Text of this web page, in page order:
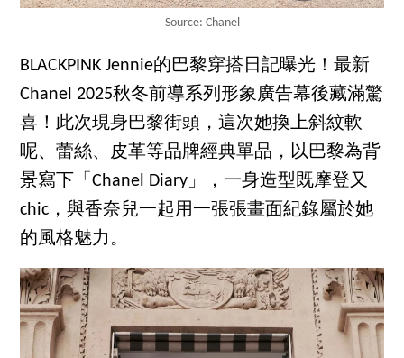
Source: Chanel
BLACKPINK Jennie的巴黎穿搭日記曝光！最新
Chanel 2025秋冬前導系列形象廣告幕後藏滿驚
喜！此次現身巴黎街頭，這次她換上斜紋軟
呢、蕾絲、皮革等品牌經典單品，以巴黎為背
景寫下「Chanel Diary」，一身造型既摩登又
chic，與香奈兒一起用一張張畫面紀錄屬於她
的風格魅力。